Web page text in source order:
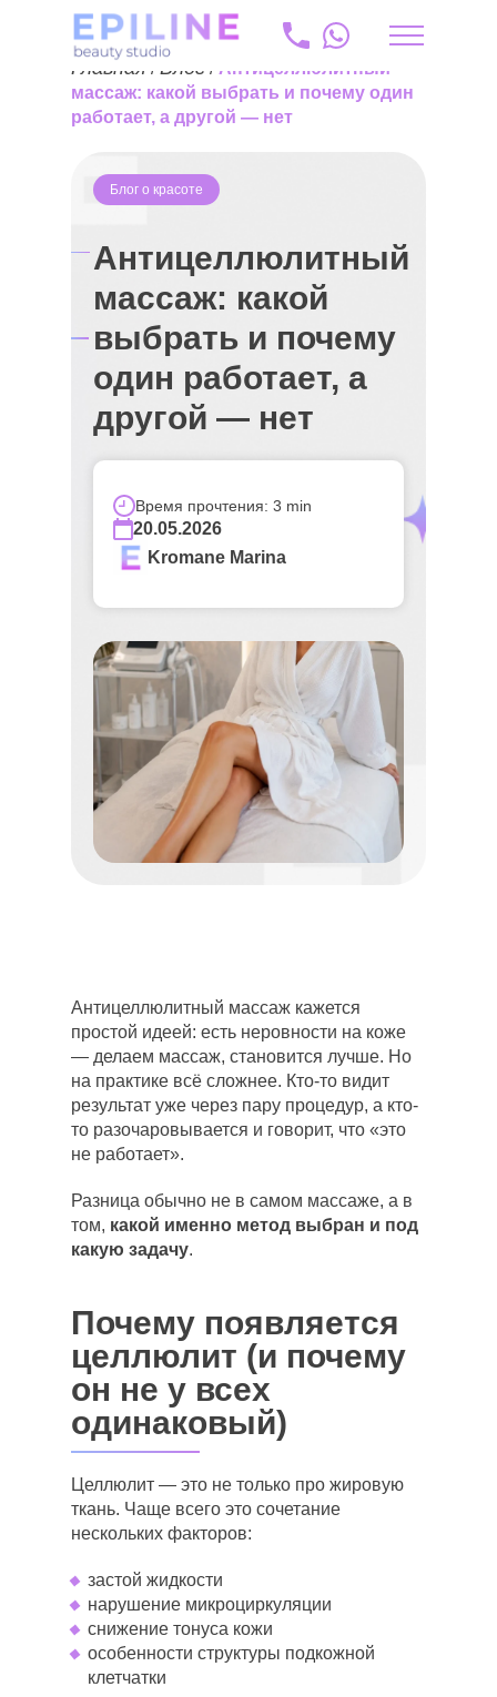
lv
info@epiline.lv
Главная / Блог / Антицеллюлитный
массаж: какой выбрать и почему один
работает, а другой — нет
Блог о красоте
Антицеллюлитный
массаж: какой
выбрать и почему
один работает, а
другой — нет
Время прочтения: 3 min
Kromane Marina
20.05.2026
Антицеллюлитный массаж кажется
простой идеей: есть неровности на коже
— делаем массаж, становится лучше. Но
на практике всё сложнее. Кто-то видит
результат уже через пару процедур, а кто-
то разочаровывается и говорит, что «это
не работает».
Разница обычно не в самом массаже, а в
том, какой именно метод выбран и под
какую задачу.
Почему появляется
целлюлит (и почему
он не у всех
одинаковый)
Целлюлит — это не только про жировую
ткань. Чаще всего это сочетание
нескольких факторов:
застой жидкости
нарушение микроциркуляции
снижение тонуса кожи
особенности структуры подкожной
клетчатки